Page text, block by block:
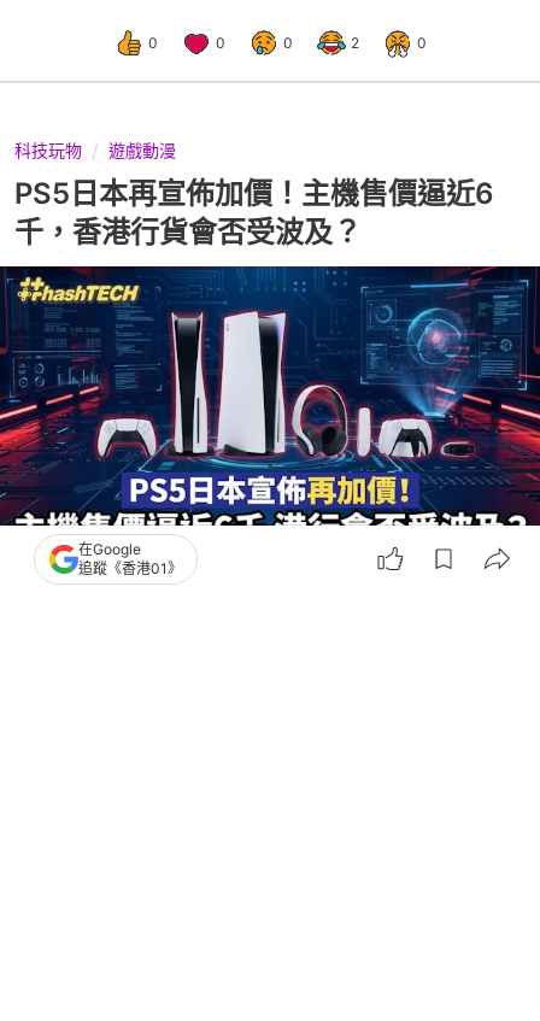
0 0 0 2 0
科技玩物 遊戲動漫
PS5日本再宣佈加價！主機售價逼近6
千，香港行貨會否受波及？
撰文：鍾世傑
在Google
追蹤《香港01》